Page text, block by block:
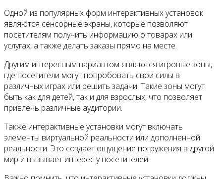
Одной из популярных форм интерактивных установок
являются сенсорные экраны, которые позволяют
посетителям получить информацию о товарах или
услугах, а также делать заказы прямо на месте.
Другим интересным вариантом являются игровые зоны,
где посетители могут попробовать свои силы в
различных играх или решить задачи. Такие зоны могут
быть как для детей, так и для взрослых, что позволяет
привлечь различные аудитории.
Также интерактивные установки могут включать
элементы виртуальной реальности или дополненной
реальности. Это создает ощущение погружения в другой
мир и вызывает интерес у посетителей.